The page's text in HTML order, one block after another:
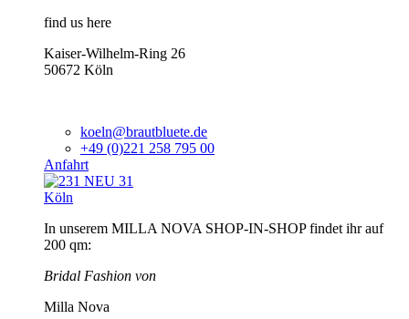
find us here
Kaiser-Wilhelm-Ring 26
50672 Köln
koeln@brautbluete.de
+49 (0)221 258 795 00
Anfahrt
Köln
In unserem MILLA NOVA SHOP-IN-SHOP findet ihr auf
200 qm:
Bridal Fashion von
Milla Nova